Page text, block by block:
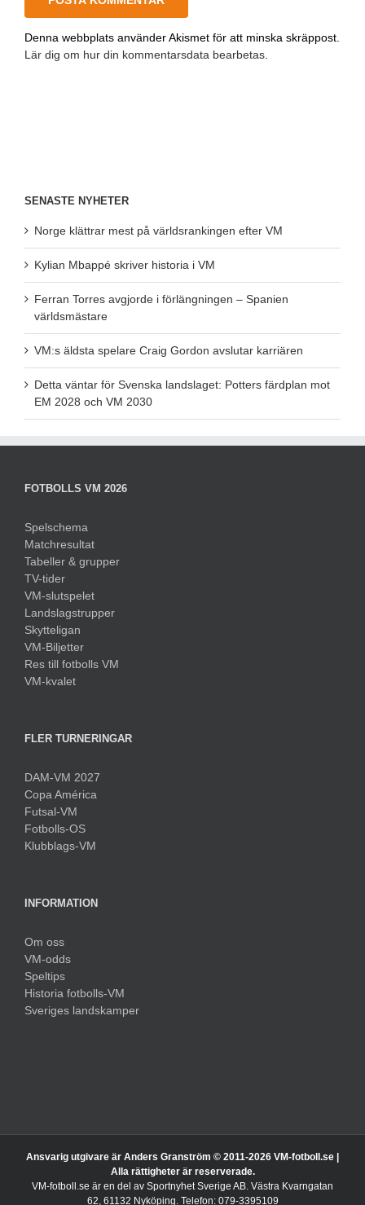
Denna webbplats använder Akismet för att minska skräppost.
Lär dig om hur din kommentarsdata bearbetas
SENASTE NYHETER
Norge klättrar mest på världsrankingen efter VM
Kylian Mbappé skriver historia i VM
Ferran Torres avgjorde i förlängningen – Spanien
världsmästare
VM:s äldsta spelare Craig Gordon avslutar karriären
Detta väntar för Svenska landslaget: Potters färdplan mot
EM 2028 och VM 2030
FOTBOLLS VM 2026
Spelschema
Matchresultat
Tabeller & grupper
TV-tider
VM-slutspelet
Landslagstrupper
Skytteligan
VM-Biljetter
Res till fotbolls VM
VM-kvalet
FLER TURNERINGAR
DAM-VM 2027
Copa América
Futsal-VM
Fotbolls-OS
Klubblags-VM
INFORMATION
Om oss
VM-odds
Speltips
Historia fotbolls-VM
Sveriges landskamper
Ansvarig utgivare är Anders Granström © 2011-2026 VM-fotboll.se |
Alla rättigheter är reserverade.
VM-fotboll.se är en del av Sportnyhet Sverige AB. Västra Kvarngatan
62, 61132 Nyköping. Telefon: 079-3395109